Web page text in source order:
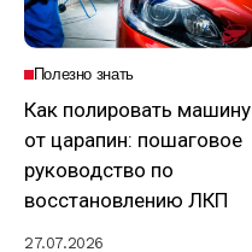
Полезно знать
Как полировать машину
от царапин: пошаговое
руководство по
восстановлению ЛКП
27.07.2026